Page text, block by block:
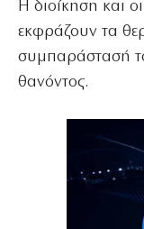
Η διοίκηση και
εκφράζουν τα
συμπαράστασή
θανόντος.